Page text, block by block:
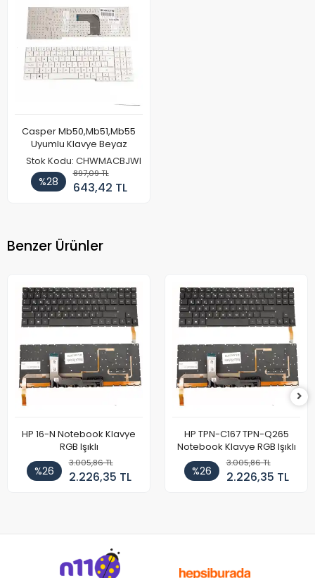
Casper Mb50,Mb51,Mb55
Uyumlu Klavye Beyaz
Stok Kodu: CHWMACBJWI
%28
897,09 TL
643,42 TL
Benzer Ürünler
HP 16-N Notebook Klavye
RGB Işıklı
%26
3.005,86 TL
2.226,35 TL
HP TPN-C167 TPN-Q265
Notebook Klavye RGB Işıklı
%26
3.005,86 TL
2.226,35 TL